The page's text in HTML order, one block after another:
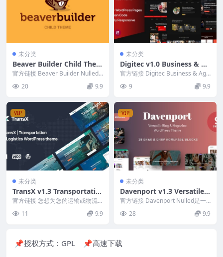
未分类
Beaver Builder Child Them
e v1.0
官方链接 Beaver Builder Nulled
20 9.9
未分类
Digitec v1.0 Business & Ag
ency WordPress Theme
官方链接 Digitec Business & Age
9 9.9
VIP
未分类
TransX v1.3 Transportatio
n & Logistics WordPress T
官方链接 您想为您的运输或物流
业务创建一个新网站吗？那么Tran
sX是一个你可以...
11 9.9
VIP
未分类
Davenport v1.3 Versatile B
log and Magazine WordPr
官方链接 Davenport Nulled是一
款现代创意响应式多功能 WordP...
28 9.9
📌授权方式： GPL 📌高速下载